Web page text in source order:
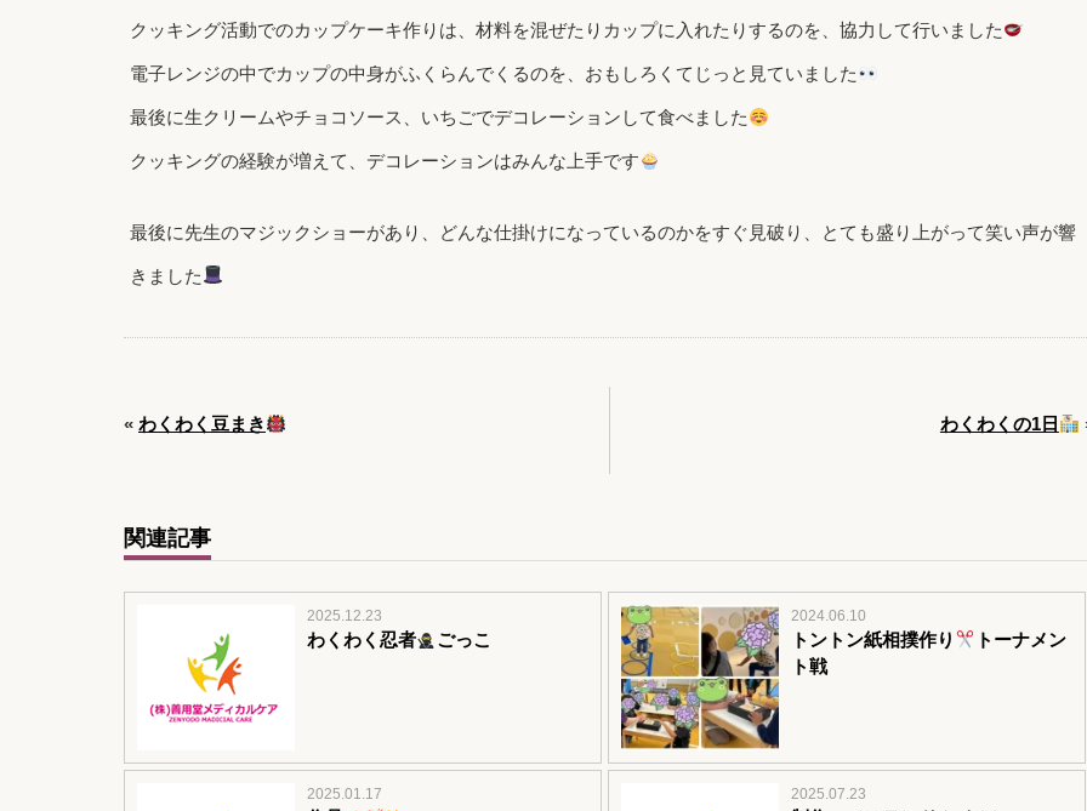
クッキング活動でのカップケーキ作りは、材料を混ぜたりカップに入れたりするのを、協力して行いました
電子レンジの中でカップの中身がふくらんでくるのを、おもしろくてじっと見ていました
最後に生クリームやチョコソース、いちごでデコレーションして食べました
クッキングの経験が増えて、デコレーションはみんな上手です
最後に先生のマジックショーがあり、どんな仕掛けになっているのかをすぐ見破り、とても盛り上がって笑い声が響
きました
« わくわく豆まき わくわくの1日
関連記事
2025.12.23
わくわく忍者 ごっこ
2024.06.10
トントン紙相撲作り
トーナメン
ト戦
2025.01.17 2025.07.23